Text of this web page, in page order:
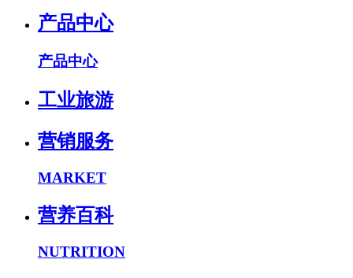
产品中心
产品中心
工业旅游
营销服务
MARKET
营养百科
NUTRITION